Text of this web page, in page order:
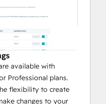
available with
Professional plans.
flexibility to create
changes to your